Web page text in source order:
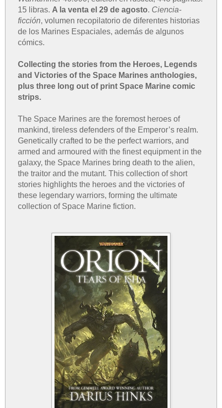
15 libras. A la venta el 29 de agosto. Ciencia-
ficción, volumen recopilatorio de diferentes historias
de los Marines Espaciales, además de algunos
cómics.
Collecting the stories from the Heroes, Legends
and Victories of the Space Marines anthologies,
plus three long out of print Space Marine comic
strips.
The Space Marines are the foremost heroes of
mankind, tireless defenders of the Emperor’s realm.
Genetically crafted to be the perfect warriors, and
armed and armoured with the finest equipment in the
galaxy, the Space Marines bring death to the alien,
the traitor and the mutant. This collection of short
stories highlights the heroes and the victories of
these legendary warriors, forming the ultimate
collection of Space Marine fiction.